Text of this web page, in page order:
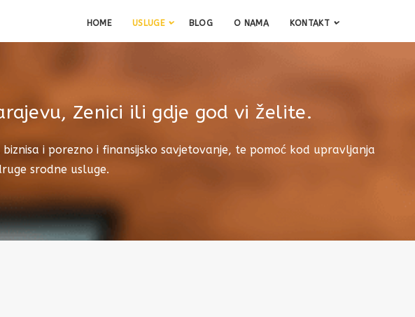
HOME USLUGE BLOG O NAMA KONTAKT
Zenici ili gdje god vi želite.
i porezno i finansijsko savjetovanje, te pomoć kod upravljanja
srodne usluge.